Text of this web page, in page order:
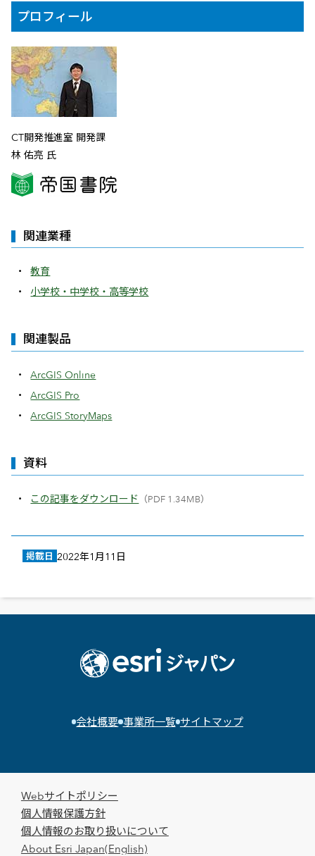
プロフィール
CT開発推進室 開発課
林 佑亮 氏
掲載日 2022年1月11日
関連業種
教育
小学校・中学校・高等学校
関連製品
ArcGIS Online
ArcGIS Pro
ArcGIS StoryMaps
資料
この記事をダウンロード （PDF 1.34MB）
会社概要 事業所一覧 サイトマップ
Webサイトポリシー
個人情報保護方針
個人情報のお取り扱いについて
About Esri Japan(English)